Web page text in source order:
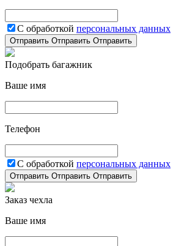
С обработкой персональных данных
Отправить Отправить Отправить
Подобрать багажник
Ваше имя
Телефон
С обработкой персональных данных
Отправить Отправить Отправить
Заказ чехла
Ваше имя